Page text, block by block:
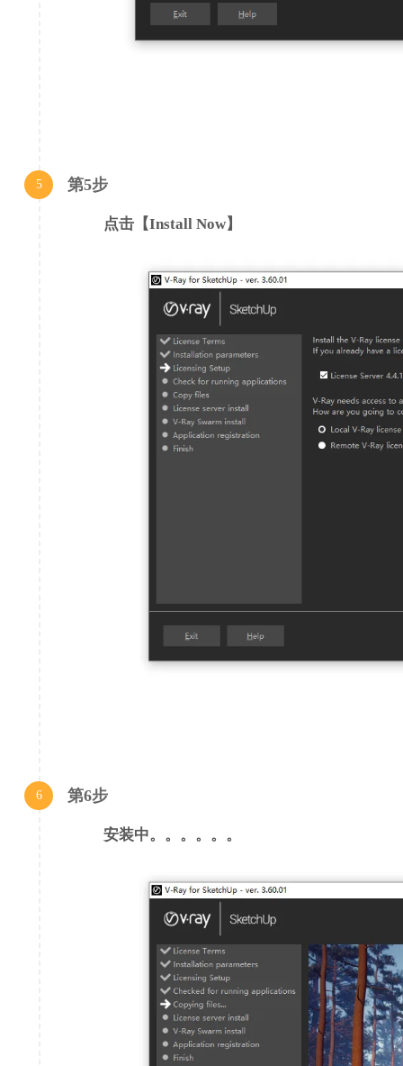
5 第5步
点击【Install Now】
6 第6步
安装中。。。。。。